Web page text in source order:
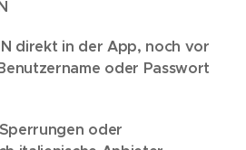
direkt in der App, noch vor
oder Passwort
oder